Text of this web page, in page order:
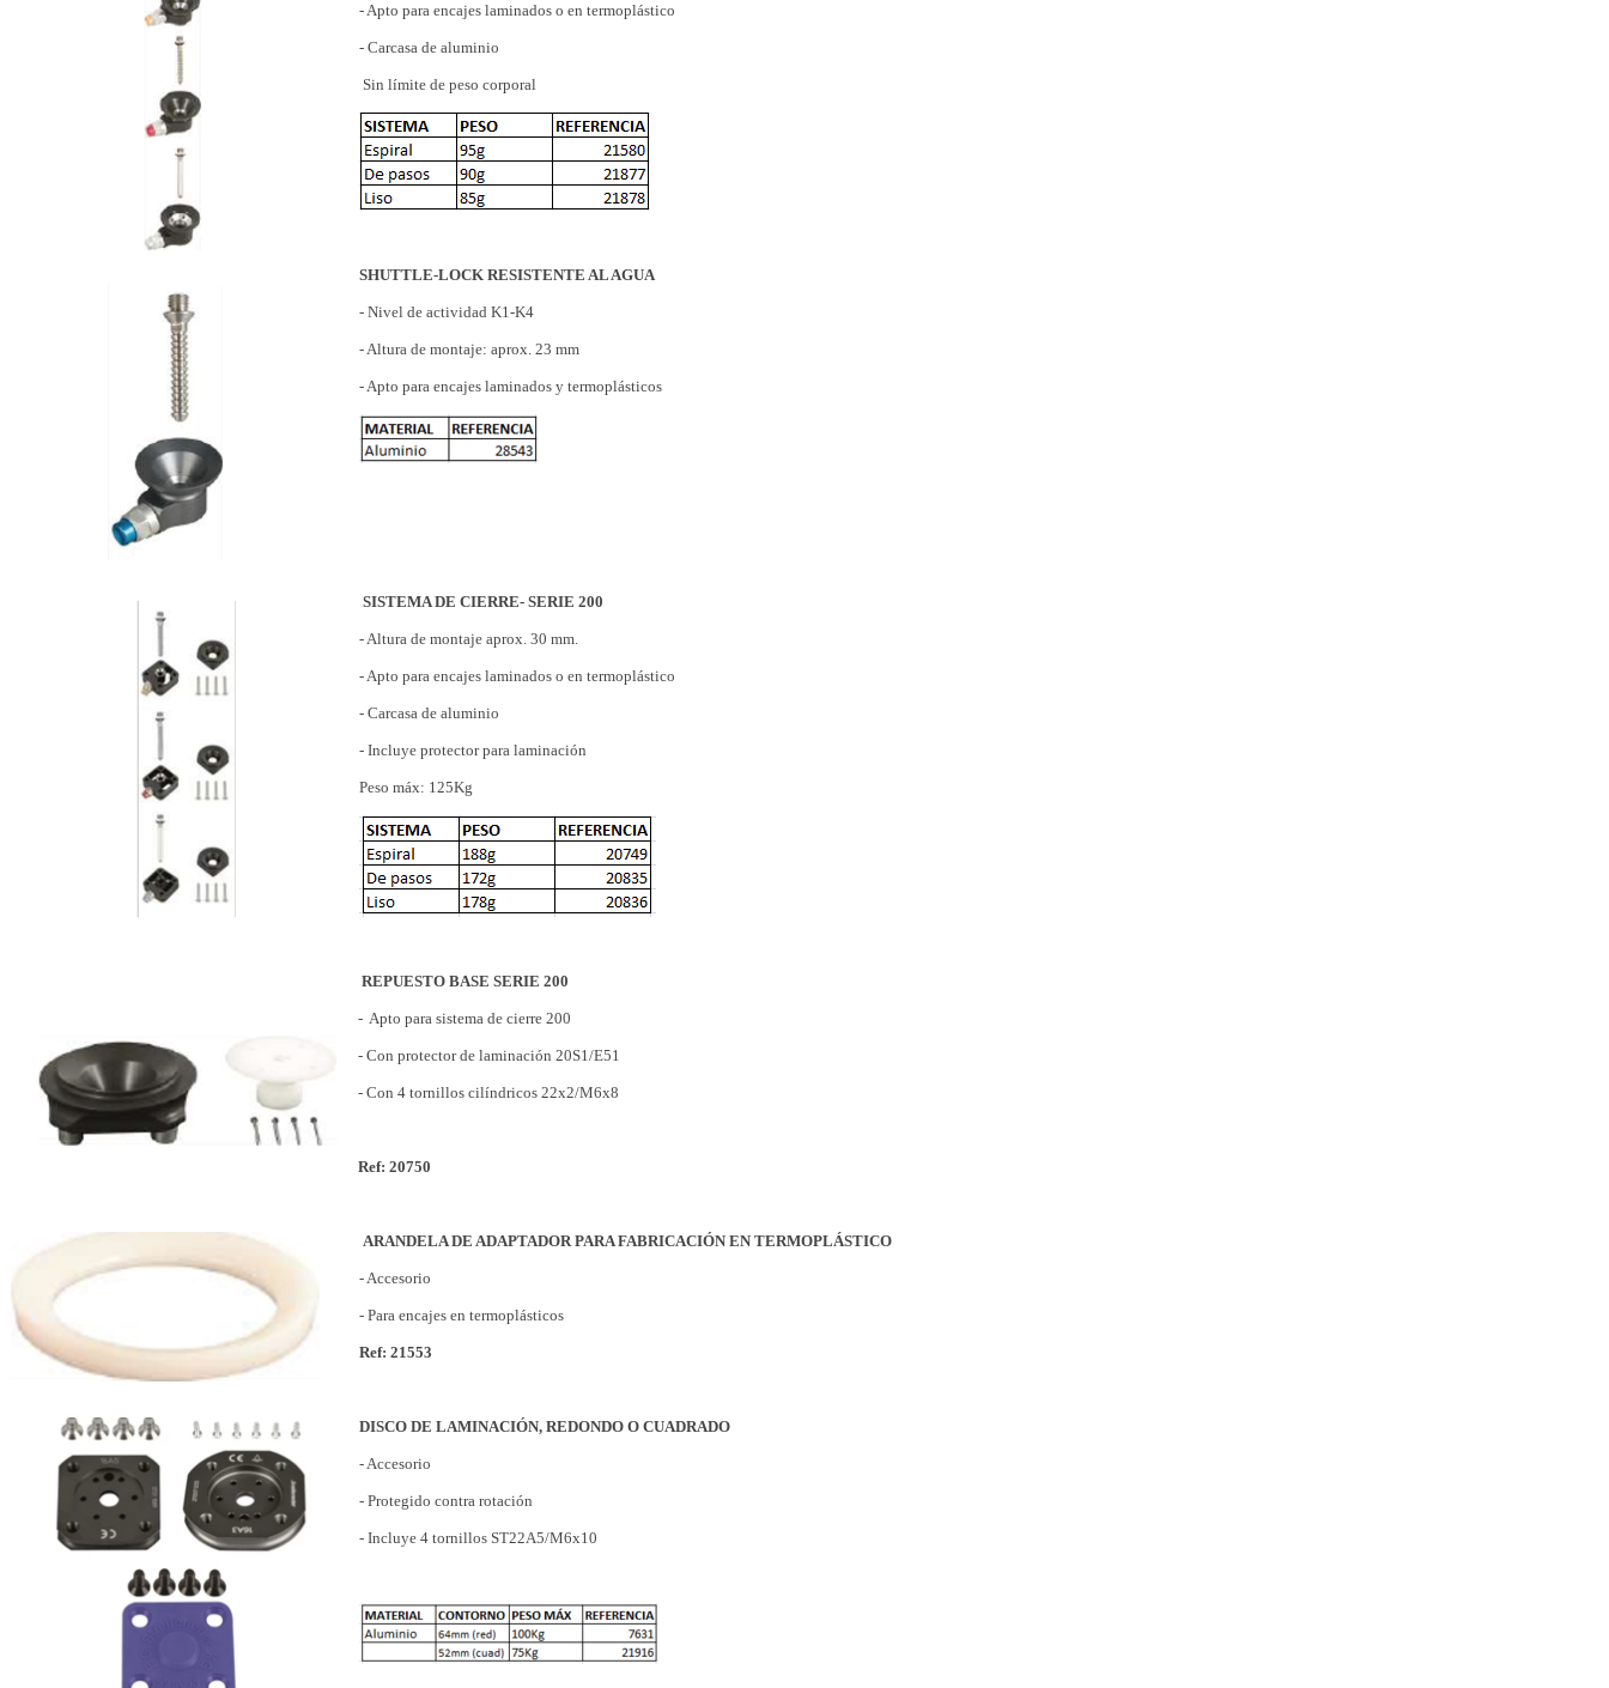
- Apto para encajes laminados o en termoplástico
- Carcasa de aluminio
Sin límite de peso corporal
SHUTTLE-LOCK RESISTENTE AL AGUA
- Nivel de actividad K1-K4
- Altura de montaje: aprox. 23 mm
- Apto para encajes laminados y termoplásticos
SISTEMA DE CIERRE- SERIE 200
- Altura de montaje aprox. 30 mm.
- Apto para encajes laminados o en termoplástico
- Carcasa de aluminio
- Incluye protector para laminación
Peso máx: 125Kg
REPUESTO BASE SERIE 200
- Apto para sistema de cierre 200
- Con protector de laminación 20S1/E51
- Con 4 tornillos cilíndricos 22x2/M6x8
Ref: 20750
ARANDELA DE ADAPTADOR PARA FABRICACIÓN EN TERMOPLÁSTICO
- Accesorio
- Para encajes en termoplásticos
Ref: 21553
DISCO DE LAMINACIÓN, REDONDO O CUADRADO
- Accesorio
- Protegido contra rotación
- Incluye 4 tornillos ST22A5/M6x10